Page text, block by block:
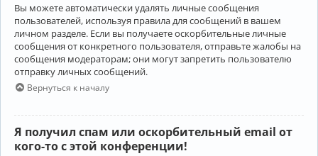
Вы можете автоматически удалять личные сообщения
пользователей, используя правила для сообщений в вашем
личном разделе. Если вы получаете оскорбительные личные
сообщения от конкретного пользователя, отправьте жалобы на
сообщения модераторам; они могут запретить пользователю
отправку личных сообщений.
Вернуться к началу
Я получил спам или оскорбительный email от
кого-то с этой конференции!